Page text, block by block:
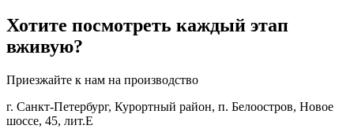
Хотите посмотреть каждый этап
вживую?
Приезжайте к нам на производство
г. Санкт-Петербург, Курортный район, п. Белоостров, Новое
шоссе, 45, лит.Е